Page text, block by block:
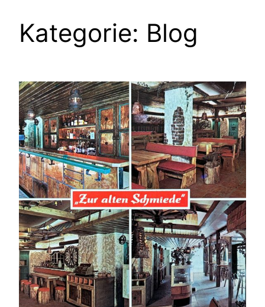
Kategorie: Blog